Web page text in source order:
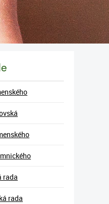
rada
rada